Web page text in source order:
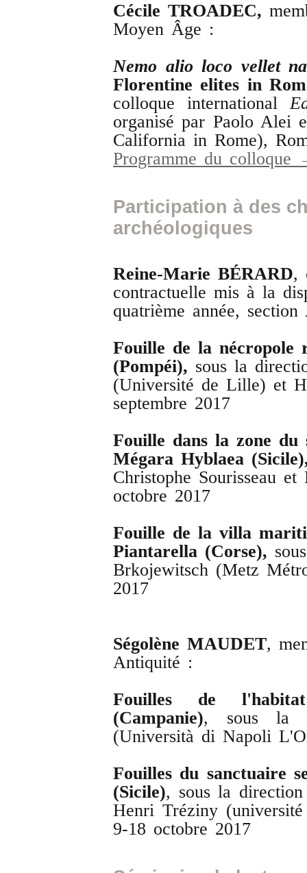
Cécile TROADEC,
Moyen Âge :
Nemo alio loco vellet
Florentine elites in
colloque international
organisé par Paolo Alei
California in Rome),
Programme du colloque
Participation à des
archéologiques
Reine-Marie BÉRARD,
contractuelle mis à la
quatrième année,
Fouille de la nécropole
(Pompéi), sous la
(Université de Lille) et
septembre 2017
Fouille dans la zone du
Mégara Hyblaea (Sicile
Christophe Sourisseau
octobre 2017
Fouille de la villa
Piantarella (Corse),
Brkojewitsch (Metz
2017
Ségolène MAUDET,
Antiquité :
Fouilles de
(Campanie), sous la
(Università di Napoli
Fouilles du sanctuaire
(Sicile), sous la direction
Henri Tréziny
9-18 octobre 2017